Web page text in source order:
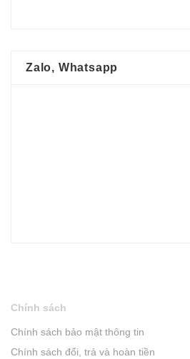
Zalo, Whatsapp
Chính sách
Chính sách bảo mật thông tin
Chính sách đổi, trả và hoàn tiền